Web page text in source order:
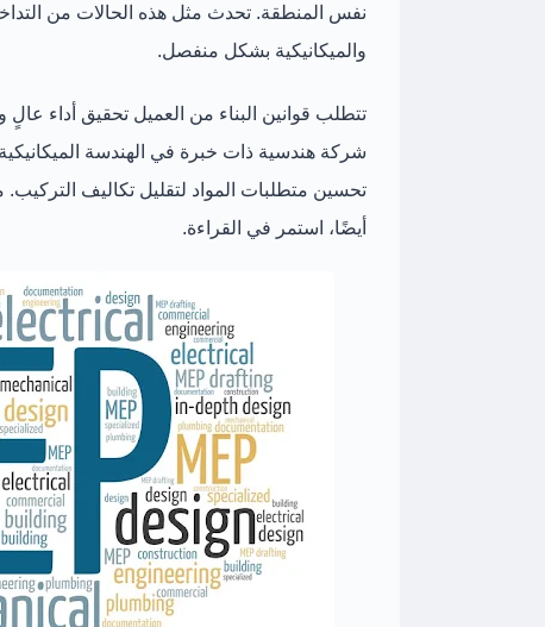
نفس المنطقة. تحدث مثل هذه الحالات من
والميكانيكية بشكل منفصل.
تتطلب قوانين البناء من العميل تحقيق أداء
شركة هندسية ذات خبرة في الهندسة
تحسين متطلبات المواد لتقليل تكاليف التركيب.
أيضًا، استمر في القراءة.